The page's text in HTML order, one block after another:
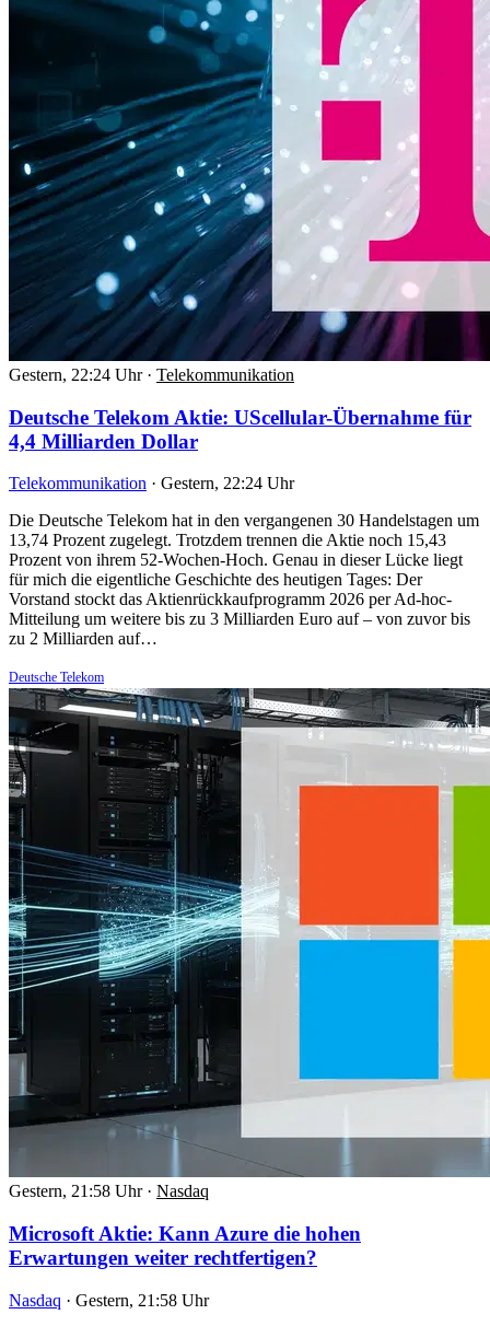
Gestern, 22:24 Uhr · Telekommunikation
Deutsche Telekom Aktie: UScellular-Übernahme für
4,4 Milliarden Dollar
Telekommunikation · Gestern, 22:24 Uhr
Die Deutsche Telekom hat in den vergangenen 30 Handelstagen um
13,74 Prozent zugelegt. Trotzdem trennen die Aktie noch 15,43
Prozent von ihrem 52-Wochen-Hoch. Genau in dieser Lücke liegt
für mich die eigentliche Geschichte des heutigen Tages: Der
Vorstand stockt das Aktienrückkaufprogramm 2026 per Ad-hoc-
Mitteilung um weitere bis zu 3 Milliarden Euro auf – von zuvor bis
zu 2 Milliarden auf…
Deutsche Telekom
Gestern, 21:58 Uhr · Nasdaq
Microsoft Aktie: Kann Azure die hohen
Erwartungen weiter rechtfertigen?
Nasdaq · Gestern, 21:58 Uhr